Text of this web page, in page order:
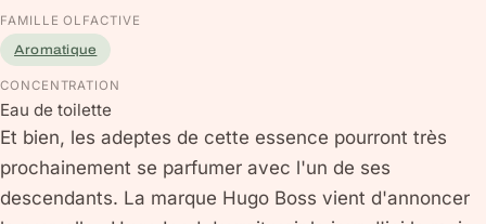
FAMILLE OLFACTIVE
Aromatique
CONCENTRATION
Eau de toilette
Et bien, les adeptes de cette essence pourront très
prochainement se parfumer avec l'un de ses
descendants. La marque Hugo Boss vient d'annoncer